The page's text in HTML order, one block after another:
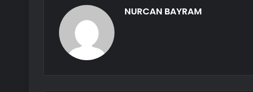
NURCAN BAYRAM